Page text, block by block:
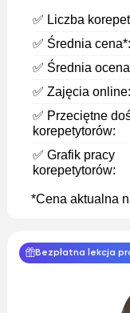
✅ Liczba
✅ Średnia cena*:
✅ Średnia
✅ Zajęcia online:
✅ Przeciętne
korepetytorów:
✅ Grafik pracy
korepetytorów:
*Cena aktualna
Bezpłatna lekcja